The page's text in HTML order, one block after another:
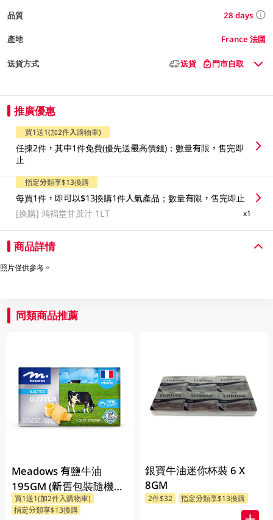
品質 28 days
產地 France 法國
送貨方式 送貨 門市自取
推廣優惠
買1送1(加2件入購物車)
任揀2件，其中1件免費(優先送最高價錢)；數量有限，售完即
止
指定分類享$13換購
每買1件，即可以$13換購1件人氣產品；數量有限，售完即止
[换購]鴻褔堂甘蔗汁 1LT x1
商品詳情
照片僅供參考。
同類商品推薦
Meadows 有鹽牛油
195GM (新舊包裝隨機發
貨)
買1送1(加2件入購物車)
指定分類享$13換購
銀寶牛油迷你杯裝 6 X
8GM
2件$32 指定分類享$13換購